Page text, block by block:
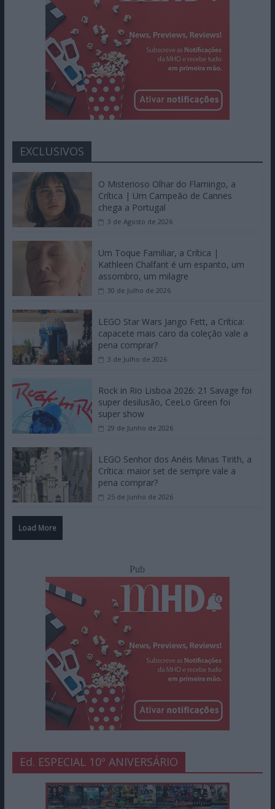
EXCLUSIVOS
O Misterioso Olhar do Flamingo, a
Crítica | Um Campeão de Cannes
chega a Portugal
3 de Agosto de 2026
Um Toque Familiar, a Crítica |
Kathleen Chalfant é um espanto, um
assombro, um milagre
30 de Julho de 2026
LEGO Star Wars Jango Fett, a Crítica:
capacete mais caro da coleção vale a
pena comprar?
3 de Julho de 2026
Rock in Rio Lisboa 2026: 21 Savage foi
super desilusão, CeeLo Green foi
super show
29 de Junho de 2026
LEGO Senhor dos Anéis Minas Tirith, a
Crítica: maior set de sempre vale a
pena comprar?
25 de Junho de 2026
Load More
Pub
Ed. ESPECIAL 10º ANIVERSÁRIO